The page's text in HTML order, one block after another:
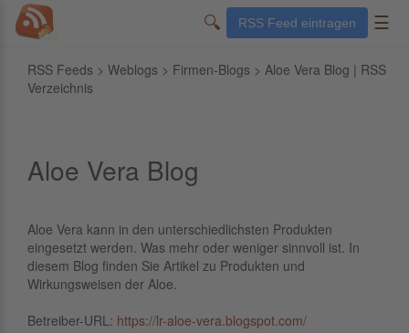
🔍 RSS Feed eintragen ☰
RSS Feeds > Weblogs > Firmen-Blogs > Aloe Vera Blog | RSS
Verzeichnis
Aloe Vera Blog
Aloe Vera kann in den unterschiedlichsten Produkten
eingesetzt werden. Was mehr oder weniger sinnvoll ist. In
diesem Blog finden Sie Artikel zu Produkten und
Wirkungsweisen der Aloe.
Betreiber-URL: https://lr-aloe-vera.blogspot.com/